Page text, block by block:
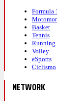
Formula 1
Basket
Tennis
Running
Volley
eSports
Ciclismo
NETWORK